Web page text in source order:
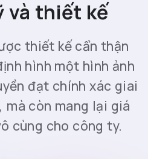
và thiết kế
thiết kế cẩn thận
hình một hình ảnh
đạt chính xác giai
còn mang lại giá
cùng cho công ty.